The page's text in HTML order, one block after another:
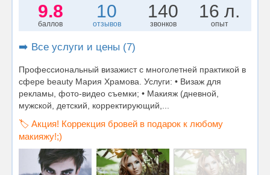
9.8
баллов
10
отзывов
140
звонков
16 л.
опыт
➡️ Все услуги и цены (7)
Профессиональный визажист с многолетней практикой в
сфере beauty Мария Храмова. Услуги: • Визаж для
рекламы, фото-видео съемки; • Макияж (дневной,
мужской, детский, корректирующий,...
🏷️ Акция! Коррекция бровей в подарок к любому
макияжу!;)